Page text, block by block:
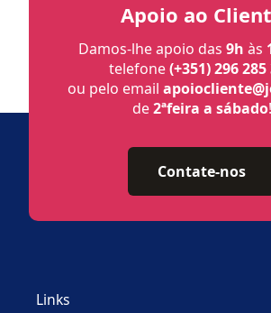
Apoio ao
Damos-lhe apoio das 9h às
telefone(+351) 296 285
ou pelo email
de2ªfeira a sábado!
Contate-nos
Links